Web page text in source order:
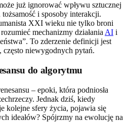
już ignorować wpływu sztucznej
i sposoby interakcji.
XXI wieku nie tylko broni
mechanizmy działania AI i
To zderzenie definicji jest
niewygodnych pytań.
do algorytmu
– epoki, która podniosła
Jednak dziś, kiedy
kolejne sfery życia, pojawia się
ideałów? Spójrzmy na ewolucję na